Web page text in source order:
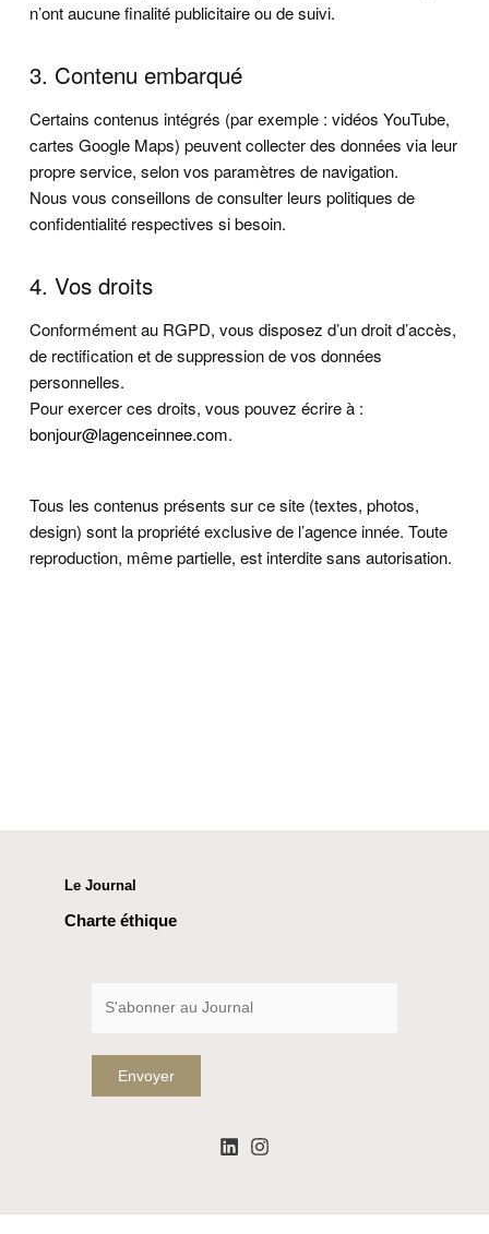
n’ont aucune finalité publicitaire ou de suivi.
3. Contenu embarqué
Certains contenus intégrés (par exemple : vidéos YouTube,
cartes Google Maps) peuvent collecter des données via leur
propre service, selon vos paramètres de navigation.
Nous vous conseillons de consulter leurs politiques de
confidentialité respectives si besoin.
4. Vos droits
Conformément au RGPD, vous disposez d’un droit d’accès,
de rectification et de suppression de vos données
personnelles.
Pour exercer ces droits, vous pouvez écrire à :
bonjour@lagenceinnee.com.
Tous les contenus présents sur ce site (textes, photos,
design) sont la propriété exclusive de l’agence innée. Toute
reproduction, même partielle, est interdite sans autorisation.
Le Journal
Charte éthique
Envoyer